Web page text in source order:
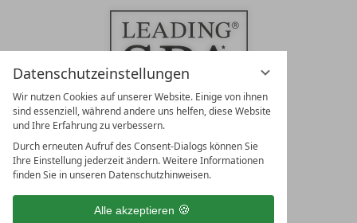
Datenschutzeinstellungen
Wir nutzen Cookies auf unserer Website. Einige von ihnen
sind essenziell, während andere uns helfen, diese Website
und Ihre Erfahrung zu verbessern.
Durch erneuten Aufruf des Consent-Dialogs können Sie
Ihre Einstellung jederzeit ändern. Weitere Informationen
finden Sie in unseren Datenschutzhinweisen.
Alle akzeptieren
LEADING SPA RESORTS
10. Oktober Str. 17/Top 1
Österreich